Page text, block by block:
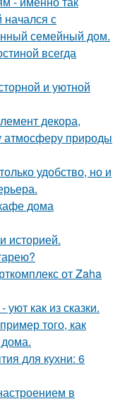
начался с
семейный дом.
всегда
и уютной
декора,
атмосферу природы
удобство, но и
дома
историей.
от Zaha
как из сказки.
того, как
для кухни: 6
в